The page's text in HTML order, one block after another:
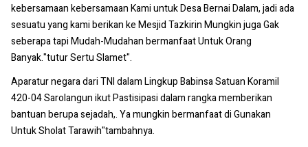
kebersamaan kebersamaan Kami untuk Desa Bernai Dalam, jadi ada
sesuatu yang kami berikan ke Mesjid Tazkirin Mungkin juga Gak
seberapa tapi Mudah-Mudahan bermanfaat Untuk Orang
Banyak."tutur Sertu Slamet".
Aparatur negara dari TNI dalam Lingkup Babinsa Satuan Koramil
420-04 Sarolangun ikut Pastisipasi dalam rangka memberikan
bantuan berupa sejadah,. Ya mungkin bermanfaat di Gunakan
Untuk Sholat Tarawih"tambahnya.